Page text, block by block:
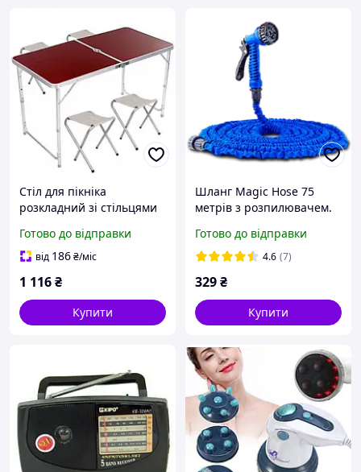
Стіл для пікніка
розкладний зі стільцями
стільцями. Коричневий
SN27
Готово до відправки
від 186₴/міс
1 116₴
Купити
Шланг Magic Hose 75
метрів з розпилювачем.
SN27
Готово до відправки
4.6 (7)
329₴
Купити